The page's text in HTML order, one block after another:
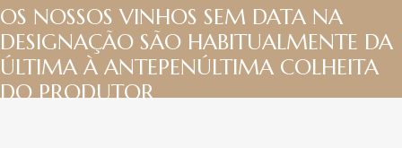
OS NOSSOS VINHOS SEM DATA NA
DESIGNAÇÃO SÃO HABITUALMENTE DA
ÚLTIMA À ANTEPENÚLTIMA COLHEITA
DO PRODUTOR